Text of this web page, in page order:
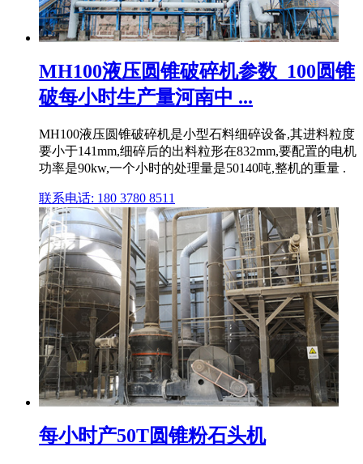
MH100液压圆锥破碎机参数_100圆锥
破每小时生产量河南中 ...
MH100液压圆锥破碎机是小型石料细碎设备,其进料粒度
要小于141mm,细碎后的出料粒形在832mm,要配置的电机
功率是90kw,一个小时的处理量是50140吨,整机的重量 .
联系电话: 180 3780 8511
每小时产50T圆锥粉石头机